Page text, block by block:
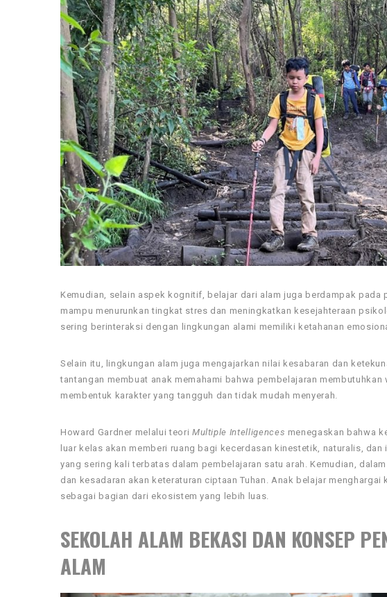
Kemudian, selain aspek kognitif, belajar dari alam juga berdampak
mampu menurunkan tingkat stres dan meningkatkan kesejahteraan
sering berinteraksi dengan lingkungan alami memiliki ketahanan
Selain itu, lingkungan alam juga mengajarkan nilai kesabaran dan
tantangan membuat anak memahami bahwa pembelajaran
membentuk karakter yang tangguh dan tidak mudah menyerah.
Howard Gardner melalui teori Multiple Intelligences menegaskan bahwa
luar kelas akan memberi ruang bagi kecerdasan kinestetik, naturalis,
yang sering kali terbatas dalam pembelajaran satu arah. Kemudian,
dan kesadaran akan keteraturan ciptaan Tuhan. Anak belajar
sebagai bagian dari ekosistem yang lebih luas.
SEKOLAH ALAM BEKASI DAN KONSEP
ALAM